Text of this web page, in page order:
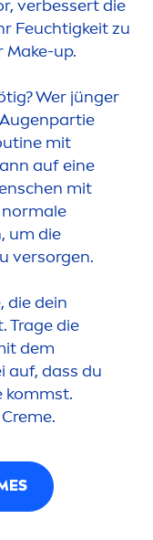
verbessert die
Feuchtigkeit zu
up.
Wer jünger
mit
auf eine
schen mit
um die
versorgen.
, die dein
Trage die
dem
auf, dass du
kommst.
Creme.
S